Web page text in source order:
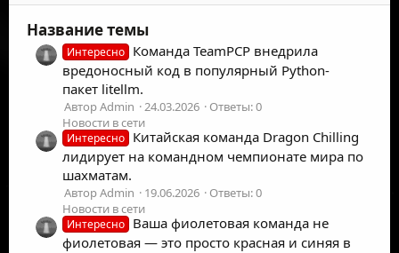
Название темы
Интересно Команда TeamPCP внедрила
вредоносный код в популярный Python-
пакет litellm.
Автор Admin 24.03.2026
Ответы: 0
Новости в сети
Интересно Китайская команда Dragon Chilling
лидирует на командном чемпионате мира по
шахматам.
Автор Admin 19.06.2026
Ответы: 0
Новости в сети
Интересно Ваша фиолетовая команда не
фиолетовая — это просто красная и синяя в